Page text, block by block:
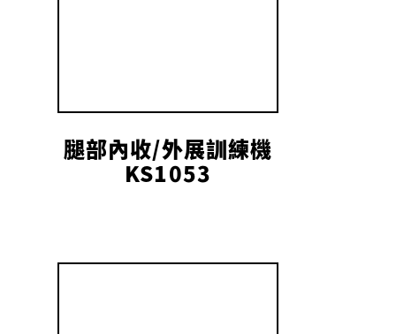
腿部內收/外展訓練機
KS1053